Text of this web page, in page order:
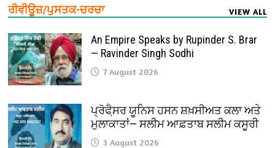
ਰੀਵੀਊਜ਼/ਪੁਸਤਕ-ਚਰਚਾ VIEW ALL
An Empire Speaks by Rupinder S. Brar
— Ravinder Singh Sodhi
7 August 2026
ਪ੍ਰੋਫੈ਼ਸਰ ਯੂਨਿਸ ਹਸਨ ਸ਼ਖ਼ਸੀਅਤ ਕਲਾ ਅਤੇ
ਮੁਲਾਕਾਤਾਂ— ਸਲੀਮ ਆਫ਼ਤਾਬ ਸਲੀਮ ਕਸੂਰੀ
3 August 2026